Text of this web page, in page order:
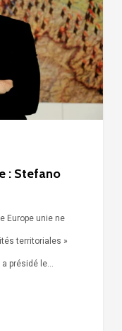
: Stefano
Europe unie ne
territoriales »
présidé le…